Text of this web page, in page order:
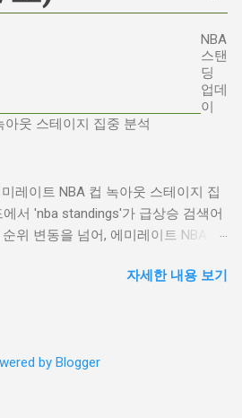
데이 루이스, '진정성'의 대명사 이 지
엘 데이 루이스의 이름이 등장하는
우연이 아닙니다. 그는 '메소드 연
보여주는 배우로서, 맡는 역할마다
몰입하여 실제 인물과 구분이 어려울
를 선보였습니다. <나의 왼발>에서
얽혀있는 것일까요? 최대100%세일
'Signalgate' 스캔들: 피트 헤게세스
먼저 'Signalgate' 스캔들의 핵심 인물
게세스부터 살펴봐야 합니다. 최근 공
감사 보고서에 따르면, 헤게세스는
윤리적으로 심각한 문제를 야기하
예를 훼손할 수 있다고 지적합니다.
Regan-Asante on Unsplash
서 끝나지 않았습니다. 스캔들이 터진
정확히 알려지지 않았지만, 그의 ...
NBA
스탠
딩
업데
이
아웃 스테이지 집중 분석
레이트 NBA 컵 녹아웃 스테이지 집
서 'nba standings'가 급상승 검색어
위 변동을 넘어, 에미레이트 NBA 컵
팅에서는 NBA 컵 녹아웃 스테이지 관
있습니다. "Emirates NBA Cup
녹아웃 스테이지를 앞두고 알아야
자세한 내용 보기
by Blogger